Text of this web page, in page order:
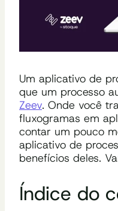
Um aplicativo de
que um processo
Zeev. Onde você
fluxogramas em
contar um pouco
aplicativo de
benefícios deles.
Índice do